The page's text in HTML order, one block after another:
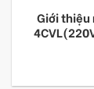
Giới thiệu